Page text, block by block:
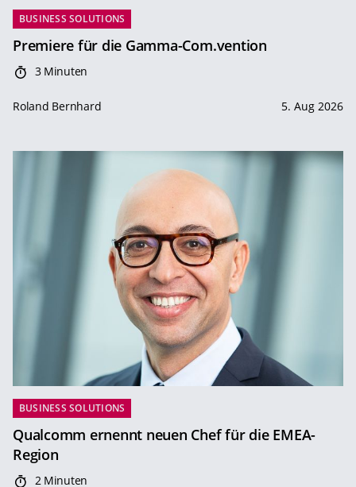
BUSINESS SOLUTIONS
Premiere für die Gamma-Com.vention
3 Minuten
Roland Bernhard 5. Aug 2026
BUSINESS SOLUTIONS
Qualcomm ernennt neuen Chef für die EMEA-
Region
2 Minuten